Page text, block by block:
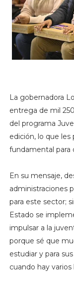
La gobernadora
entrega de mil
del programa
edición, lo que
fundamental para
En su mensaje,
administraciones
para este sector;
Estado se
impulsar a la
porque sé que
estudiar y para
cuando hay varios